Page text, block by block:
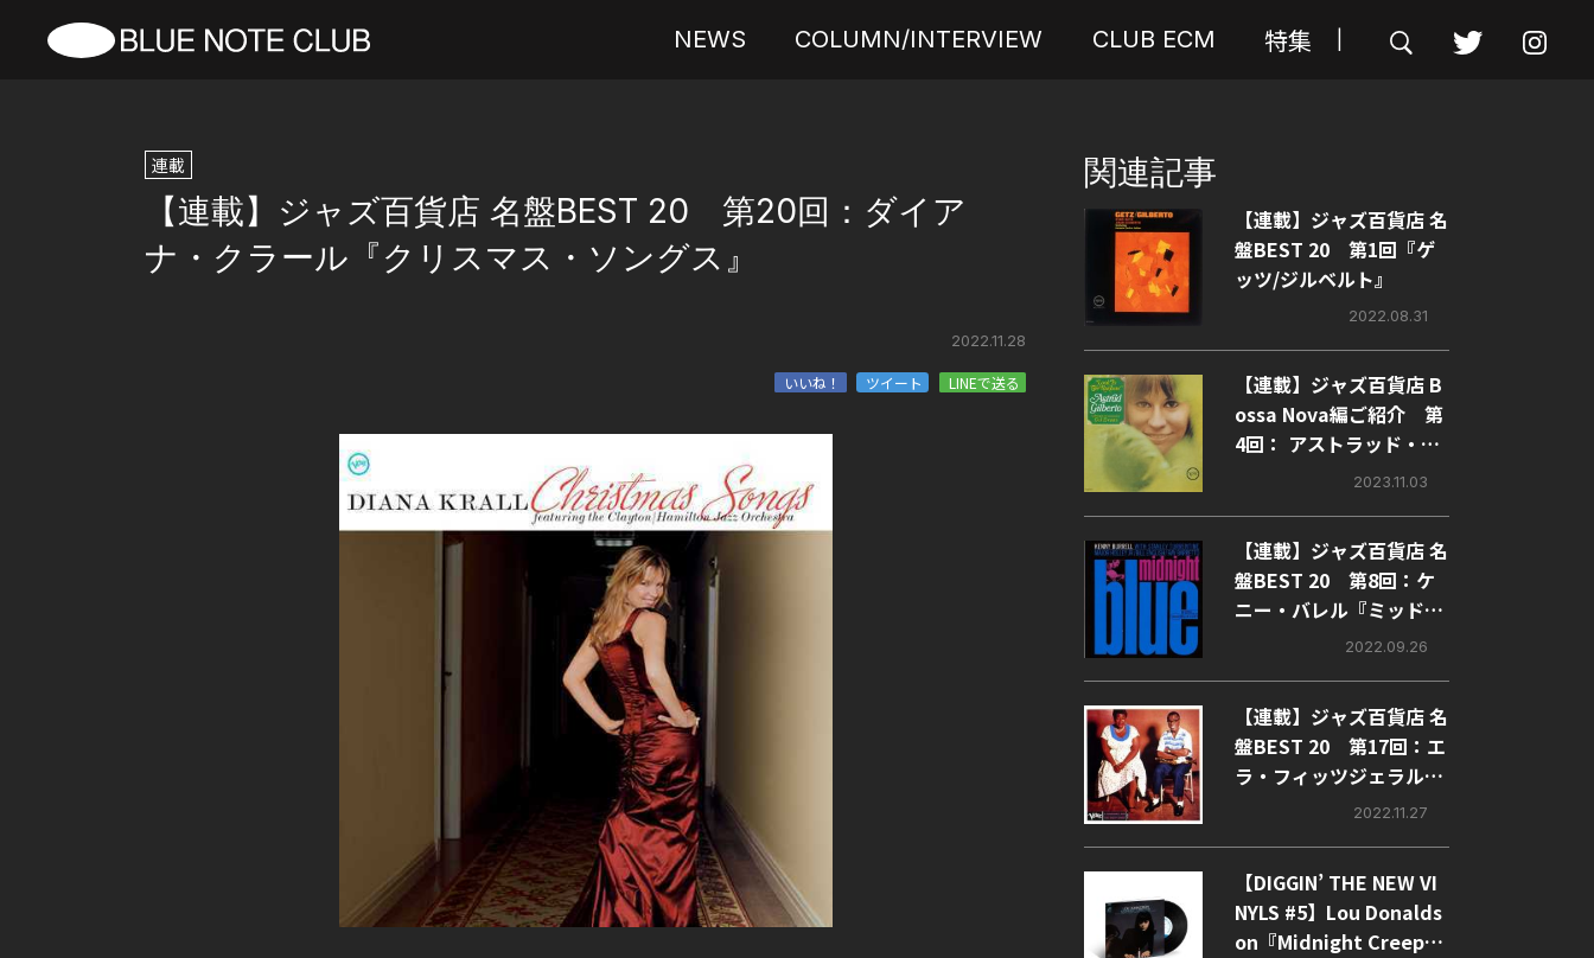
NEWS COLUMN/INTERVIEW CLUB ECM 特集
連載
【連載】ジャズ百貨店 名盤BEST 20 第20回：ダイア
ナ・クラール『クリスマス・ソングス』
2022.11.28
いいね！ ツイート LINEで送る
関連記事
【連載】ジャズ百貨店 名
盤BEST 20 第1回『ゲ
ッツ/ジルベルト』
2022.08.31
【連載】ジャズ百貨店 B
ossa Nova編ご紹介 第
4回： アストラッド・ジ
ルベルト『ルック・ト
2023.11.03
【連載】ジャズ百貨店 名
盤BEST 20 第8回：ケ
ニー・バレル『ミッドナ
イト・ブルー』2022.09.26
【連載】ジャズ百貨店 名
盤BEST 20 第17回：エ
ラ・フィッツジェラルド
＆ルイ・アームストロン
2022.11.27
【DIGGIN’ THE NEW VI
NYLS #5】Lou Donalds
on『Midnight Creepe